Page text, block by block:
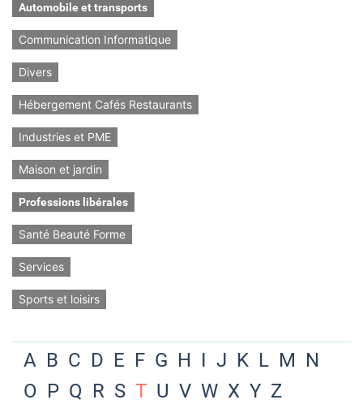
Automobile et transports
Communication Informatique
Divers
Hébergement Cafés Restaurants
Industries et PME
Maison et jardin
Professions libérales
Santé Beauté Forme
Services
Sports et loisirs
A B C D E F G H I J K L M N
O P Q R S T U V W X Y Z